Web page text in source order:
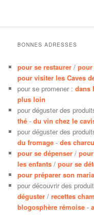
BONNES ADRESSES
pour se restaurer /pour
pour visiter les Caves
pour se promener :dans
plus loin
pour déguster des
thé -du vin chez le
pour déguster des
du fromage -des
pour se dépenser /
les enfants /pour se
pour préparer son
pour découvrir des
déguster /recettes
blogosphère rémoise -